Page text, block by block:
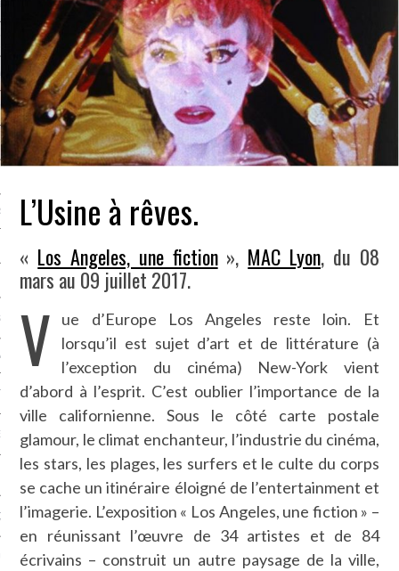
BONHEUR
GUERRE
EN VOD
L’Usine à rêves.
« Los Angeles, une fiction», MAC Lyon, du 08
mars au 09 juillet 2017.
V
ue d’Europe Los Angeles reste loin. Et
lorsqu’il est sujet d’art et de littérature (à
l’exception du cinéma) New-York vient
d’abord à l’esprit. C’est oublier l’importance de la
ville californienne. Sous le côté carte postale
glamour, le climat enchanteur, l’industrie du cinéma,
les stars, les plages, les surfers et le culte du corps
se cache un itinéraire éloigné de l’entertainment et
l’imagerie. L’exposition « Los Angeles, une fiction » –
en réunissant l’œuvre de 34 artistes et de 84
écrivains – construit un autre paysage de la ville,